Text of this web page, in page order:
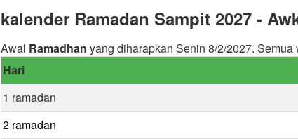
kalender Ramadan Sampit 2027 -
Awal Ramadhan yang diharapkan Senin 8/2/2027.
Hari
1 ramadan
2 ramadan